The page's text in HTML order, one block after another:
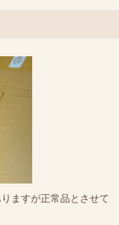
ますが正常品とさせて